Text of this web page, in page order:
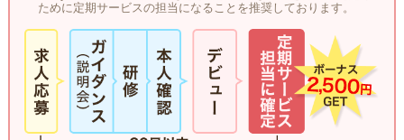
ために定期サービスの担当になることを推奨しております。